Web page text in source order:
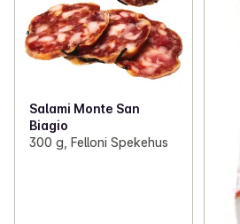
Salami Monte San
Biagio
300 g, Felloni Spekehus